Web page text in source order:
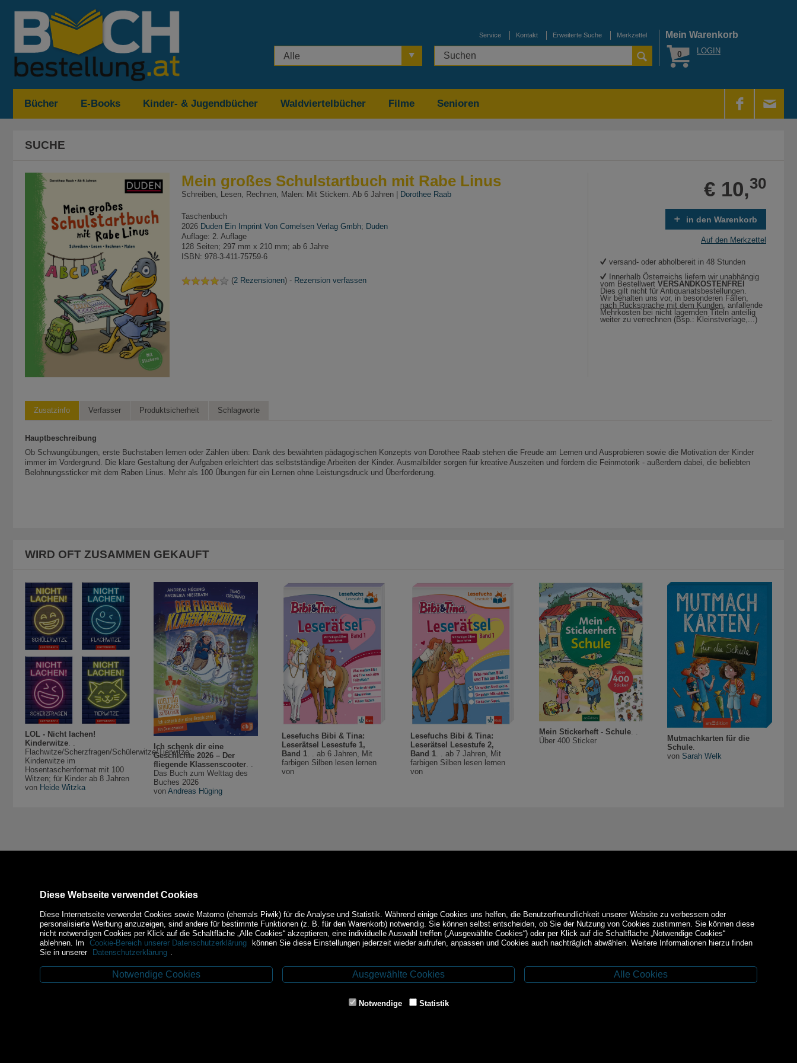
Service Kontakt Erweiterte Suche Merkzettel
Alle
Mein Warenkorb
0 LOGIN
Bücher E-Books Kinder- & Jugendbücher Waldviertelbücher Filme Senioren
SUCHE
Mein großes Schulstartbuch mit Rabe Linus
Schreiben, Lesen, Rechnen, Malen: Mit Stickern. Ab 6 Jahren | Dorothee Raab
Taschenbuch
2026 Duden Ein Imprint Von Cornelsen Verlag Gmbh; Duden
Auflage: 2. Auflage
128 Seiten; 297 mm x 210 mm; ab 6 Jahre
ISBN: 978-3-411-75759-6
(2 Rezensionen) - Rezension verfassen
€ 10,30
in den Warenkorb
Auf den Merkzettel
versand- oder abholbereit in 48 Stunden
Innerhalb Österreichs liefern wir unabhängig
vom Bestellwert VERSANDKOSTENFREI
Dies gilt nicht für Antiquariatsbestellungen.
Wir behalten uns vor, in besonderen Fällen,
nach Rücksprache mit dem Kunden, anfallende
Mehrkosten bei nicht lagernden Titeln anteilig
weiter zu verrechnen (Bsp.: Kleinstverlage,...)
Zusatzinfo Verfasser Produktsicherheit Schlagworte
Hauptbeschreibung
Ob Schwungübungen, erste Buchstaben lernen oder Zählen üben: Dank des bewährten pädagogischen Konzepts von Dorothee Raab stehen die Freude am Lernen und Ausprobieren sowie die Motivation der Kinder
immer im Vordergrund. Die klare Gestaltung der Aufgaben erleichtert das selbstständige Arbeiten der Kinder. Ausmalbilder sorgen für kreative Auszeiten und fördern die Feinmotorik - außerdem dabei, die beliebten
Belohnungssticker mit dem Raben Linus. Mehr als 100 Übungen für ein Lernen ohne Leistungsdruck und Überforderung.
WIRD OFT ZUSAMMEN GEKAUFT
LOL - Nicht lachen!
Kinderwitze
Flachwitze/Scherzfragen/Schülerwitze/Tierwitze:
Kinderwitze im
Hosentaschenformat mit 100
Witzen; für Kinder ab 8 Jahren
von Heide Witzka
Ich schenk dir eine
Geschichte 2026 – Der
fliegende Klassenscooter. .
Das Buch zum Welttag des
Buches 2026
von Andreas Hüging
Lesefuchs Bibi & Tina:
Leserätsel Lesestufe 1,
Band 1 . . ab 6 Jahren, Mit
farbigen Silben lesen lernen
von
Lesefuchs Bibi & Tina:
Leserätsel Lesestufe 2,
Band 1. . ab 7 Jahren, Mit
farbigen Silben lesen lernen
von
Mein Stickerheft - Schule. .
Über 400 Sticker
Mutmachkarten für die
Schule.
von Sarah Welk
Kontakt Zahlungsmethoden Service
Impressum
Facebook
Diese Webseite verwendet Cookies
Diese Internetseite verwendet Cookies sowie Matomo (ehemals Piwik) für die Analyse und Statistik. Während einige Cookies uns helfen, die Benutzerfreundlichkeit unserer Website zu verbessern oder
personalisierte Werbung anzuzeigen, sind andere für bestimmte Funktionen (z. B. für den Warenkorb) notwendig. Sie können selbst entscheiden, ob Sie der Nutzung von Cookies zustimmen. Sie können diese
nicht notwendigen Cookies per Klick auf die Schaltfläche „Alle Cookies“ akzeptieren, eine individuelle Auswahl treffen („Ausgewählte Cookies“) oder per Klick auf die Schaltfläche „Notwendige Cookies“
ablehnen. Im
Cookie-Bereich unserer Datenschutzerklärung
können Sie diese Einstellungen jederzeit wieder aufrufen, anpassen und Cookies auch nachträglich abwählen. Weitere Informationen hierzu finden
Sie in unserer
Datenschutzerklärung
Notwendige Cookies Ausgewählte Cookies Alle Cookies
Notwendige Statistik